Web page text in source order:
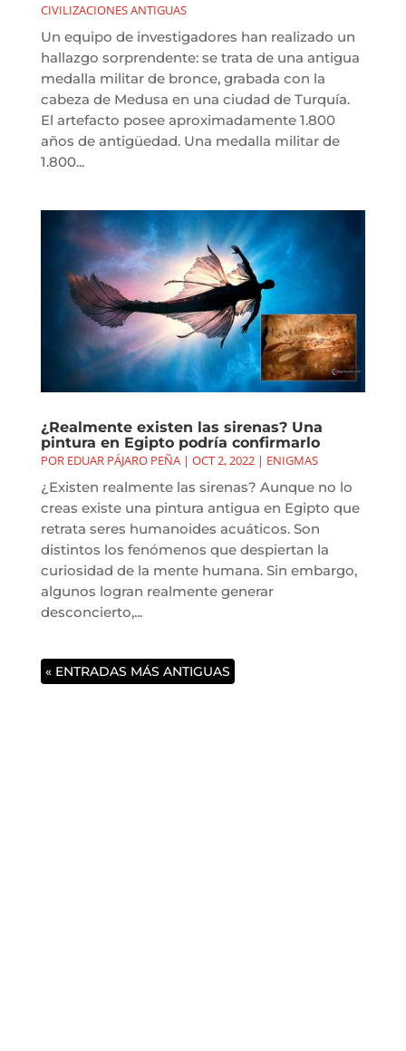
CIVILIZACIONES ANTIGUAS
Un equipo de investigadores han realizado un
hallazgo sorprendente: se trata de una antigua
medalla militar de bronce, grabada con la
cabeza de Medusa en una ciudad de Turquía.
El artefacto posee aproximadamente 1.800
años de antigüedad. Una medalla militar de
1.800...
¿Realmente existen las sirenas? Una
pintura en Egipto podría confirmarlo
POR EDUAR PÁJARO PEÑA| OCT 2, 2022| ENIGMAS
¿Existen realmente las sirenas? Aunque no lo
creas existe una pintura antigua en Egipto que
retrata seres humanoides acuáticos. Son
distintos los fenómenos que despiertan la
curiosidad de la mente humana. Sin embargo,
algunos logran realmente generar
desconcierto,...
« ENTRADAS MÁS ANTIGUAS